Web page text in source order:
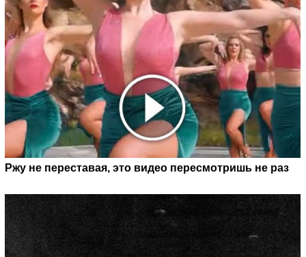
Ржу не переставая, это видео пересмотришь не раз